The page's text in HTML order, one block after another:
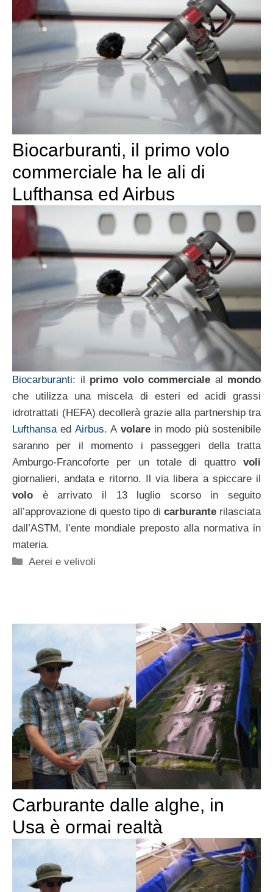
Biocarburanti, il primo volo
commerciale ha le ali di
Lufthansa ed Airbus
Biocarburanti: il primo volo commerciale al mondo
che utilizza una miscela di esteri ed acidi grassi
idrotrattati (HEFA) decollerà grazie alla partnership tra
Lufthansa ed Airbus. A volarein modo più sostenibile
saranno per il momento i passeggeri della tratta
Amburgo-Francoforte per un totale di quattro voli
giornalieri, andata e ritorno. Il via libera a spiccare il
volo è arrivato il 13 luglio scorso in seguito
all’approvazione di questo tipo di carburante rilasciata
dall’ASTM, l’ente mondiale preposto alla normativa in
materia.
Categorie
Aerei e velivoli
Carburante dalle alghe, in
Usa è ormai realtà